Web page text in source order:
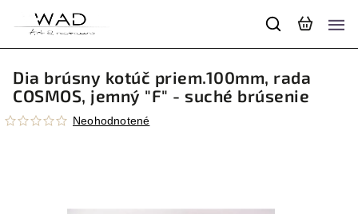
Dia brúsny kotúč priem.100mm, rada
COSMOS, jemný "F" - suché brúsenie
Neohodnotené